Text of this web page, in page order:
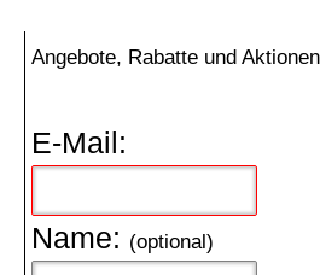
Angebote, Rabatte und
E-Mail:
Name: (optional)